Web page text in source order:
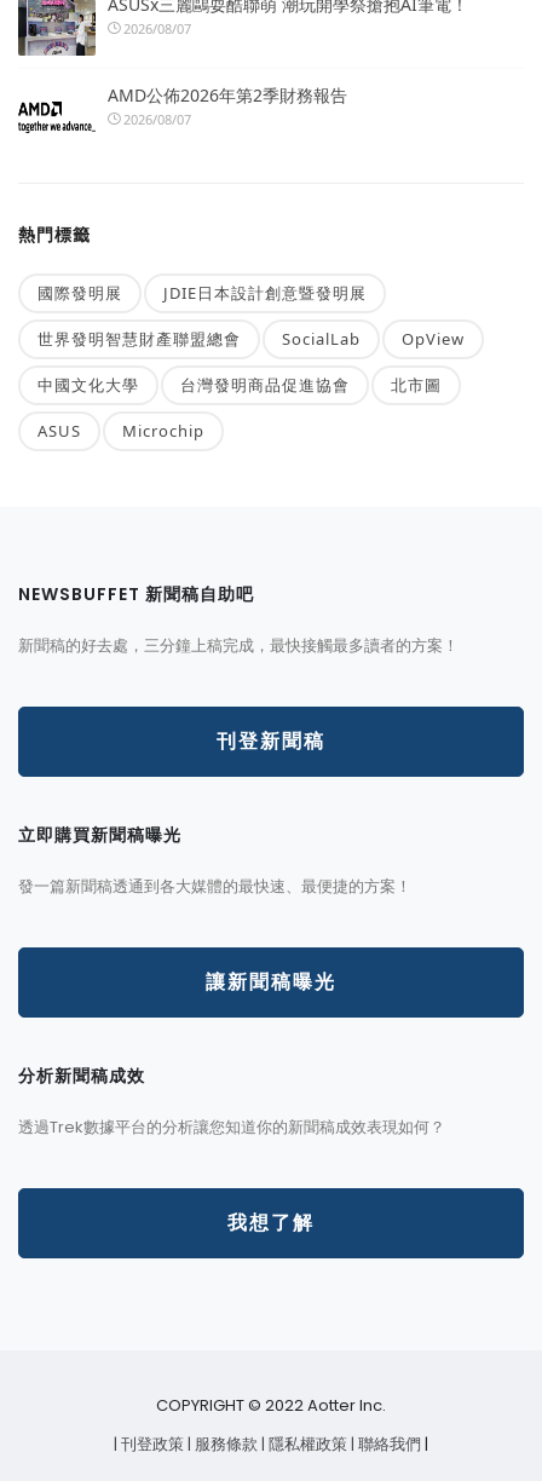
2026/08/07
AMD公佈2026年第2季財務報告
2026/08/07
熱門標籤
國際發明展 JDIE日本設計創意暨發明展
世界發明智慧財產聯盟總會 SocialLab OpView
中國文化大學 台灣發明商品促進協會 北市圖
ASUS Microchip
NEWSBUFFET 新聞稿自助吧
新聞稿的好去處，三分鐘上稿完成，最快接觸最多讀者的方案！
刊登新聞稿
立即購買新聞稿曝光
發一篇新聞稿透通到各大媒體的最快速、最便捷的方案！
讓新聞稿曝光
分析新聞稿成效
透過Trek數據平台的分析讓您知道你的新聞稿成效表現如何？
我想了解
COPYRIGHT © 2022 Aotter Inc.
| 刊登政策| 服務條款| 隱私權政策| 聯絡我們 |